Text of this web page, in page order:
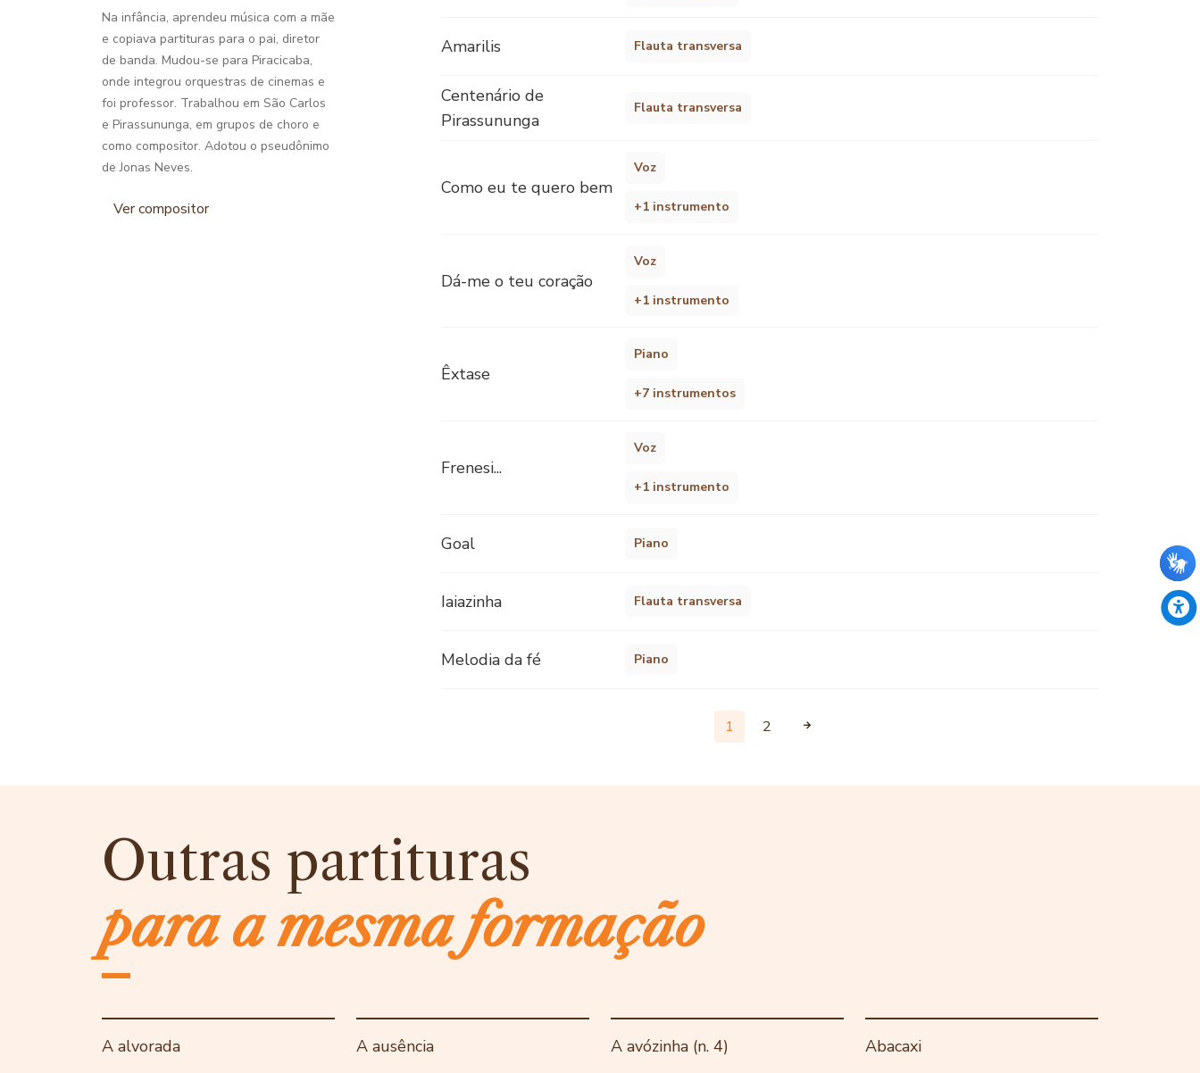
Na infância, aprendeu música com a mãe
e copiava partituras para o pai, diretor
de banda. Mudou-se para Piracicaba,
onde integrou orquestras de cinemas e
foi professor. Trabalhou em São Carlos
e Pirassununga, em grupos de choro e
como compositor. Adotou o pseudônimo
de Jonas Neves.
Ver compositor
Amarilis Flauta transversa
Centenário de
Pirassununga
Flauta transversa
Como eu te quero bem
Voz
+1 instrumento
Dá-me o teu coração
Voz
+1 instrumento
Êxtase
Piano
+7 instrumentos
Frenesi...
Voz
+1 instrumento
Goal Piano
Iaiazinha Flauta transversa
Melodia da fé Piano
1 2
Outras partituras
para a mesma formação
A alvorada A ausência A avózinha (n. 4) Abacaxi